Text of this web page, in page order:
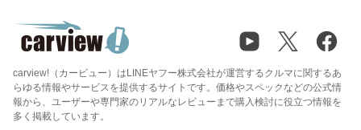
carview!（カービュー）はLINEヤフー株式会社が運営するクルマに関するあ
らゆる情報やサービスを提供するサイトです。価格やスペックなどの公式情
報から、ユーザーや専門家のリアルなレビューまで購入検討に役立つ情報を
多く掲載しています。